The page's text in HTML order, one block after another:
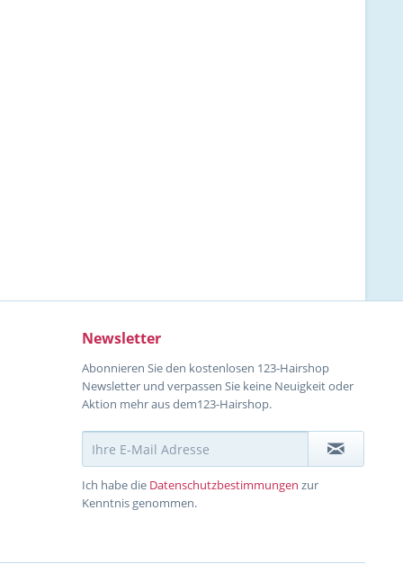
Newsletter
Abonnieren Sie den kostenlosen 123-Hairshop
Newsletter und verpassen Sie keine Neuigkeit oder
Aktion mehr aus dem123-Hairshop.
Ich habe die Datenschutzbestimmungen zur
Kenntnis genommen.